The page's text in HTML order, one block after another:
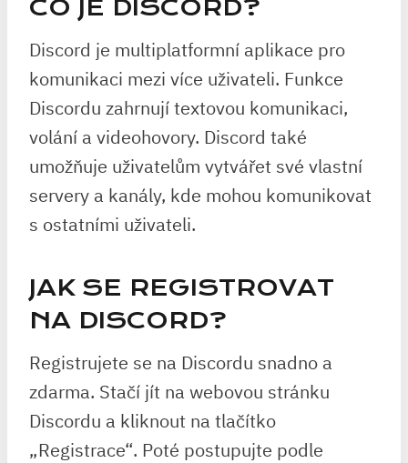
CO JE DISCORD?
Discord je multiplatformní aplikace pro
komunikaci mezi více uživateli. Funkce
Discordu zahrnují textovou komunikaci,
volání a videohovory. Discord také
umožňuje uživatelům vytvářet své vlastní
servery a kanály, kde mohou komunikovat
s ostatními uživateli.
JAK SE REGISTROVAT
NA DISCORD?
Registrujete se na Discordu snadno a
zdarma. Stačí jít na webovou stránku
Discordu a kliknout na tlačítko
„Registrace“. Poté postupujte podle